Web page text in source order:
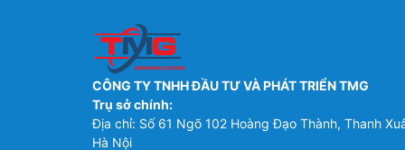
CÔNG TY TNHH ĐẦU TƯ VÀ PHÁT TRIỂN TMG
Trụ sở chính:
Địa chỉ: Số 61 Ngõ 102 Hoàng Đạo Thành, Thanh
Hà Nội